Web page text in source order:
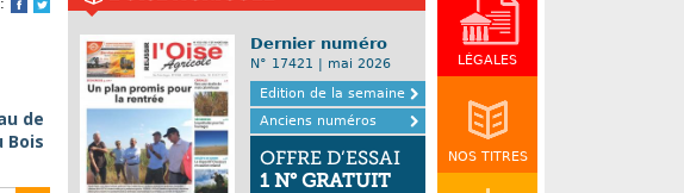
LÉGALES
NOS TITRES
Facebook
Twitter
de
Bois
Dernier numéro
N° 17421 | mai 2026
Edition de la semaine
Anciens numéros
OFFRE D’ESSAI
1 N° GRATUIT